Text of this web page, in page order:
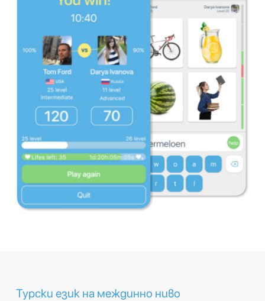
Турски език на междинно ниво